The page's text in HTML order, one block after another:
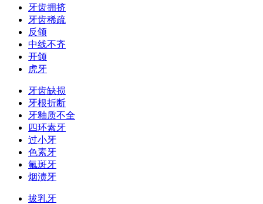
牙齿拥挤
牙齿稀疏
反颌
中线不齐
开颌
虎牙
牙齿缺损
牙根折断
牙釉质不全
四环素牙
过小牙
色素牙
氟斑牙
烟渍牙
拔乳牙